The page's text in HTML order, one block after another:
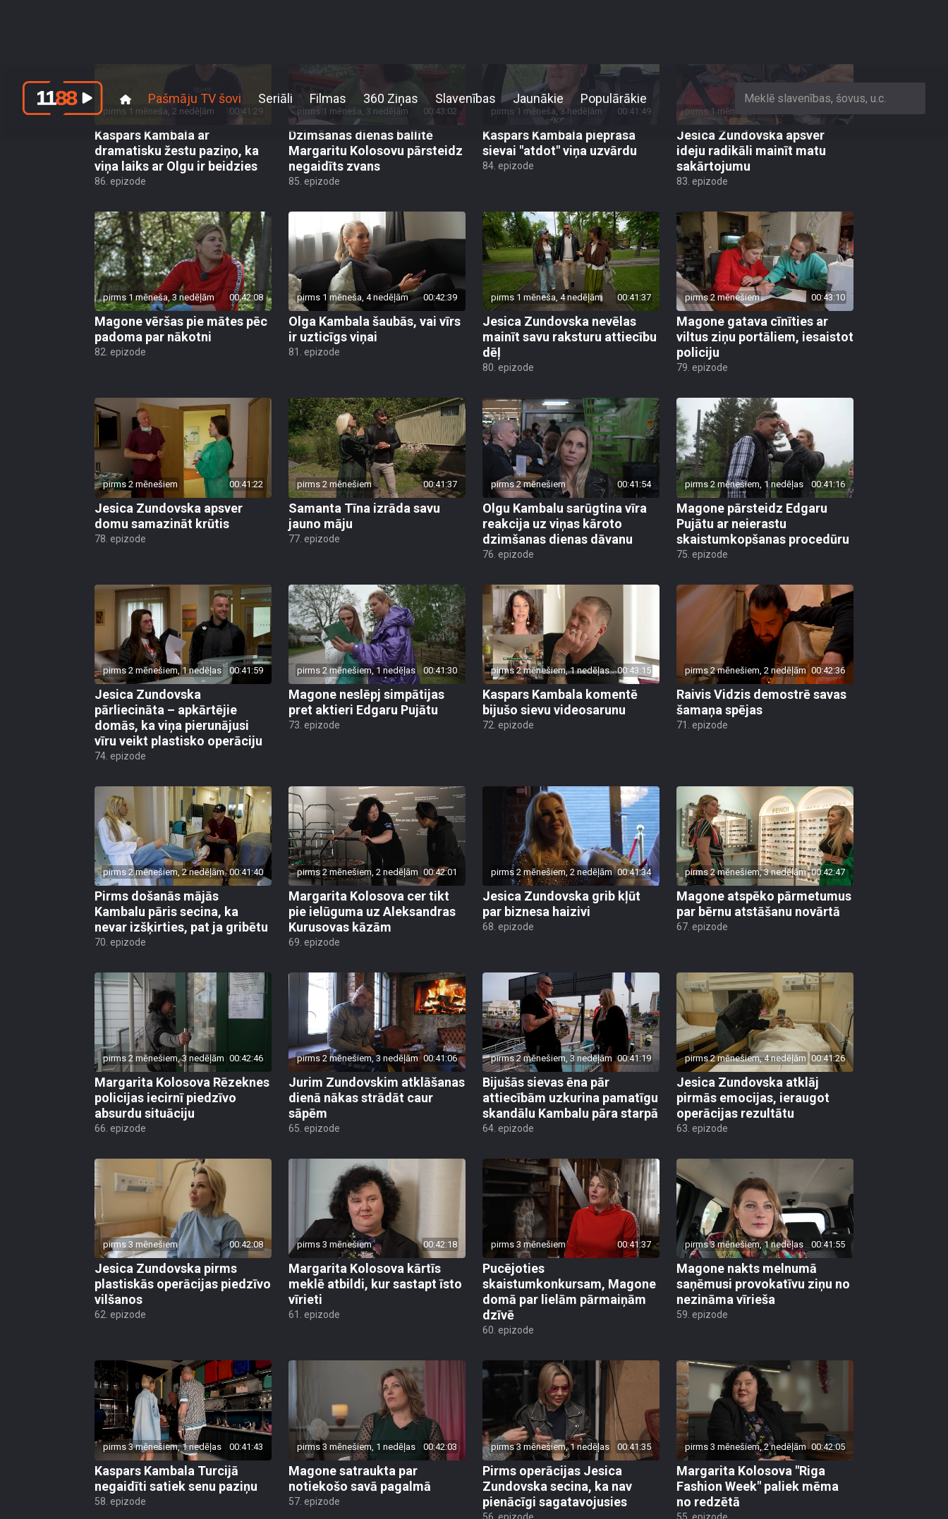
pirms 1 mēneša, 2 nedēļām 00:41:29
Kaspars Kambala ar
dramatisku žestu paziņo, ka
viņa laiks ar Olgu ir beidzies
86. epizode
pirms 1 mēneša, 3 nedēļām 00:43:02
Dzimšanas dienas ballītē
Margaritu Kolosovu pārsteidz
negaidīts zvans
85. epizode
pirms 1 mēneša, 3 nedēļām 00:41:49
Kaspars Kambala pieprasa
sievai "atdot" viņa uzvārdu
84. epizode
pirms 1 mēneša, 3 nedēļām
Jesica Zundovska apsver
ideju radikāli mainīt matu
sakārtojumu
83. epizode
pirms 1 mēneša, 3 nedēļām 00:42:08
Magone vēršas pie mātes pēc
padoma par nākotni
82. epizode
pirms 1 mēneša, 4 nedēļām 00:42:39
Olga Kambala šaubās, vai vīrs
ir uzticīgs viņai
81. epizode
pirms 1 mēneša, 4 nedēļām 00:41:37
Jesica Zundovska nevēlas
mainīt savu raksturu attiecību
dēļ
80. epizode
pirms 2 mēnešiem 00:43:10
Magone gatava cīnīties ar
viltus ziņu portāliem, iesaistot
policiju
79. epizode
pirms 2 mēnešiem 00:41:22
Jesica Zundovska apsver
domu samazināt krūtis
78. epizode
pirms 2 mēnešiem 00:41:37
Samanta Tīna izrāda savu
jauno māju
77. epizode
pirms 2 mēnešiem 00:41:54
Olgu Kambalu sarūgtina vīra
reakcija uz viņas kāroto
dzimšanas dienas dāvanu
76. epizode
pirms 2 mēnešiem, 1 nedēļas 00:41:16
Magone pārsteidz Edgaru
Pujātu ar neierastu
skaistumkopšanas procedūru
75. epizode
pirms 2 mēnešiem, 1 nedēļas 00:41:59
Jesica Zundovska
pārliecināta – apkārtējie
domās, ka viņa pierunājusi
vīru veikt plastisko operāciju
74. epizode
pirms 2 mēnešiem, 1 nedēļas 00:41:30
Magone neslēpj simpātijas
pret aktieri Edgaru Pujātu
73. epizode
pirms 2 mēnešiem, 1 nedēļas 00:43:15
Kaspars Kambala komentē
bijušo sievu videosarunu
72. epizode
pirms 2 mēnešiem, 2 nedēļām 00:42:36
Raivis Vidzis demostrē savas
šamaņa spējas
71. epizode
pirms 2 mēnešiem, 2 nedēļām 00:41:40
Pirms došanās mājās
Kambalu pāris secina, ka
nevar izšķirties, pat ja gribētu
70. epizode
pirms 2 mēnešiem, 2 nedēļām 00:42:01
Margarita Kolosova cer tikt
pie ielūguma uz Aleksandras
Kurusovas kāzām
69. epizode
pirms 2 mēnešiem, 2 nedēļām 00:41:34
Jesica Zundovska grib kļūt
par biznesa haizivi
68. epizode
pirms 2 mēnešiem, 3 nedēļām 00:42:47
Magone atspēko pārmetumus
par bērnu atstāšanu novārtā
67. epizode
pirms 2 mēnešiem, 3 nedēļām 00:42:46
Margarita Kolosova Rēzeknes
policijas iecirnī piedzīvo
absurdu situāciju
66. epizode
pirms 2 mēnešiem, 3 nedēļām 00:41:06
Jurim Zundovskim atklāšanas
dienā nākas strādāt caur
sāpēm
65. epizode
pirms 2 mēnešiem, 3 nedēļām 00:41:19
Bijušās sievas ēna pār
attiecībām uzkurina pamatīgu
skandālu Kambalu pāra starpā
64. epizode
pirms 2 mēnešiem, 4 nedēļām 00:41:26
Jesica Zundovska atklāj
pirmās emocijas, ieraugot
operācijas rezultātu
63. epizode
pirms 3 mēnešiem 00:42:08
Jesica Zundovska pirms
plastiskās operācijas piedzīvo
vilšanos
62. epizode
pirms 3 mēnešiem 00:42:18
Margarita Kolosova kārtīs
meklē atbildi, kur sastapt īsto
vīrieti
61. epizode
pirms 3 mēnešiem 00:41:37
Pucējoties
skaistumkonkursam, Magone
domā par lielām pārmaiņām
dzīvē
60. epizode
pirms 3 mēnešiem, 1 nedēļas 00:41:55
Magone nakts melnumā
saņēmusi provokatīvu ziņu no
nezināma vīrieša
59. epizode
pirms 3 mēnešiem, 1 nedēļas 00:41:43
Kaspars Kambala Turcijā
negaidīti satiek senu paziņu
58. epizode
pirms 3 mēnešiem, 1 nedēļas 00:42:03
Magone satraukta par
notiekošo savā pagalmā
57. epizode
pirms 3 mēnešiem, 1 nedēļas 00:41:35
Pirms operācijas Jesica
Zundovska secina, ka nav
pienācīgi sagatavojusies
56. epizode
pirms 3 mēnešiem, 2 nedēļām 00:42:05
Margarita Kolosova "Riga
Fashion Week" paliek mēma
no redzētā
55. epizode